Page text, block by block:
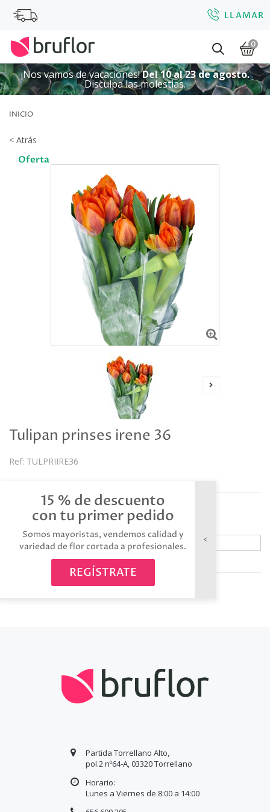
15 % de descuento
con tu primer pedido
Somos mayoristas, vendemos calidad y
variedad de flor cortada a profesionales.
REGÍSTRATE
LLAMAR
0
¡Nos vamos de vacaciones!Del 10 al 23 de agosto.
Disculpa las molestias.
INICIO
< Atrás
Oferta
Tulipan prinses irene 36
Ref: TULPRIIRE36
Referencia: TULPRIIRE36
Avísame cuando esté disponible
Partida Torrellano Alto,
pol.2 nº64-A, 03320 Torrellano
Horario:
Lunes a Viernes de 8:00 a 14:00